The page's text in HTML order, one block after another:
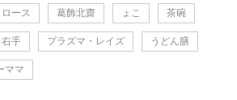
ロース 葛飾北齋 ょこ 茶碗
右手 プラズマ・レイズ うどん膳
ママ